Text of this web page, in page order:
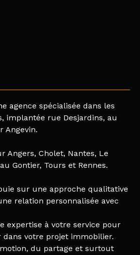
agence spécialisée dans les
implantée rue Desjardins, au
Angevin.
Angers, Cholet, Nantes, Le
Gontier, Tours et Rennes.
sur une approche qualitative
relation personnalisée avec
expertise à votre service pour
dans votre projet immobilier.
du partage et surtout